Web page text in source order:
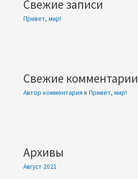
Свежие записи
Привет, мир!
Свежие комментарии
Автор комментария кПривет, мир!
Архивы
Август 2021